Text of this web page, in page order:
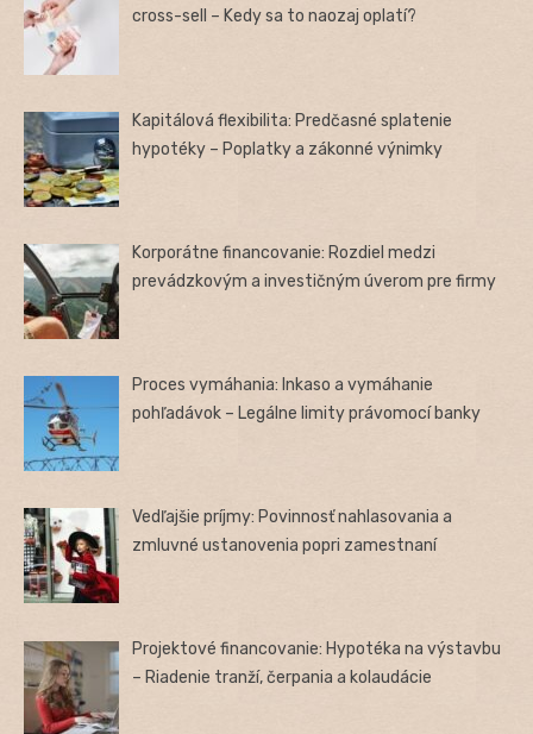
cross-sell – Kedy sa to naozaj oplatí?
Kapitálová flexibilita: Predčasné splatenie
hypotéky – Poplatky a zákonné výnimky
Korporátne financovanie: Rozdiel medzi
prevádzkovým a investičným úverom pre firmy
Proces vymáhania: Inkaso a vymáhanie
pohľadávok – Legálne limity právomocí banky
Vedľajšie príjmy: Povinnosť nahlasovania a
zmluvné ustanovenia popri zamestnaní
Projektové financovanie: Hypotéka na výstavbu
– Riadenie tranží, čerpania a kolaudácie